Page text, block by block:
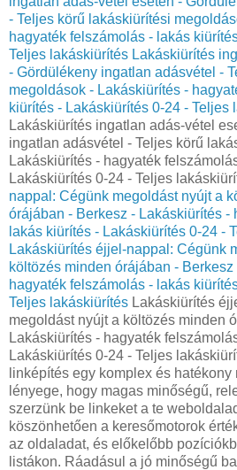
- Teljes körű lakáskiürítési
hagyaték felszámolás - lakás
Teljes lakáskiürítés Lakáskiürítés
- Gördülékeny ingatlan adásvétel -
megoldások - Lakáskiürítés -
kiürítés - Lakáskiürítés 0-24 - Teljes
Lakáskiürítés ingatlan adás-vétel
ingatlan adásvétel - Teljes körű
Lakáskiürítés - hagyaték
Lakáskiürítés 0-24 - Teljes
nappal: Cégünk megoldást nyújt a
órájában - Berkesz - Lakáskiürítés -
lakás kiürítés - Lakáskiürítés 0-24 -
Lakáskiürítés éjjel-nappal: Cégünk
költözés minden órájában -
hagyaték felszámolás - lakás
Teljes lakáskiürítés Lakáskiürítés
megoldást nyújt a költözés minden
Lakáskiürítés - hagyaték
Lakáskiürítés 0-24 - Teljes
linképítés egy komplex és hatékony
lényege, hogy magas minőségű,
szerzünk be linkeket a te
köszönhetően a keresőmotorok
az oldaladat, és előkelőbb
listákon. Ráadásul a jó minőségű